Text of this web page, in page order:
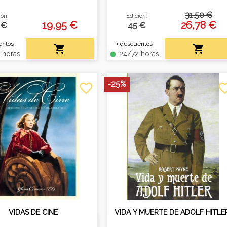
€
19,95 €

formato de 20x29,5 cm.
Edición:
45 €
+ descuentos
fiber_manual_record 24/72 horas
31,50 €
26,78 €

trayectoria de los estudios
Disney
VIDAS DE CINE
favorite_border
VIDA Y MUERTE DE ADOLF
-25%